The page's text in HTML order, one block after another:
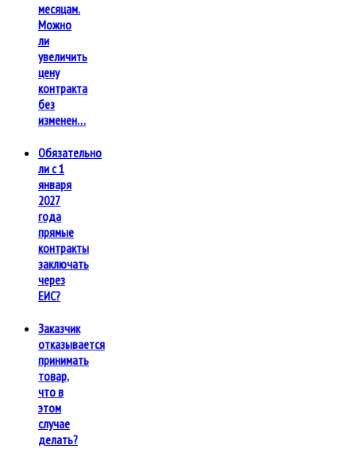
месяцам.
Можно
ли
увеличить
цену
контракта
без
изменен…
Обязательно
ли с 1
января
2027
года
прямые
контракты
заключать
через
ЕИС?
Заказчик
отказывается
принимать
товар,
что в
этом
случае
делать?